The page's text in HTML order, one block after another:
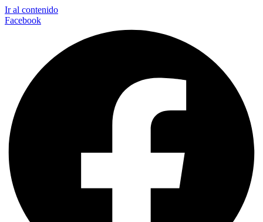
Ir al contenido
Facebook